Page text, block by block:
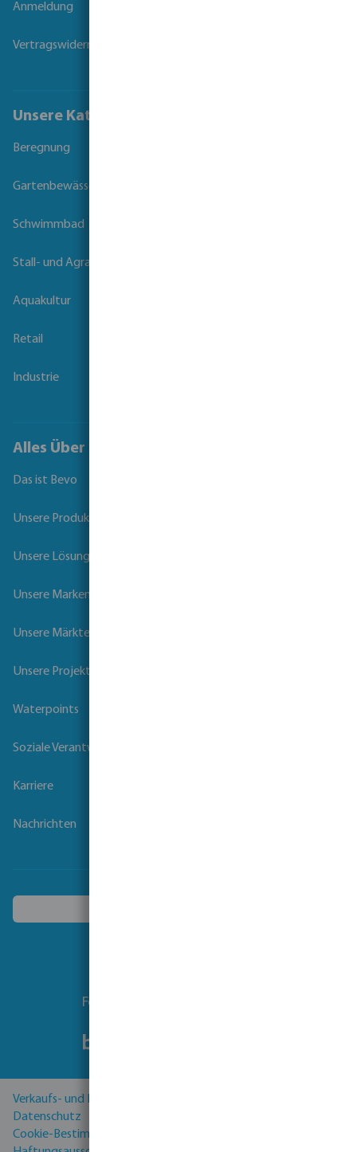
Anmeldung
Vertragswiderruf
Unsere Kataloge
Beregnung
Gartenbewässerung
Schwimmbad
Stall- und Agrartechnik
Aquakultur
Retail
Industrie
Alles Über Bevo
Das ist Bevo
Unsere Produkte
Unsere Lösungen
Unsere Marken
Unsere Märkte
Unsere Projekte
Waterpoints
Soziale Verantwortung der Unternehmen
Karriere
Nachrichten
Folgen Sie uns
Verkaufs- und Lieferbedingungen
Datenschutz
Cookie-Bestimmungen